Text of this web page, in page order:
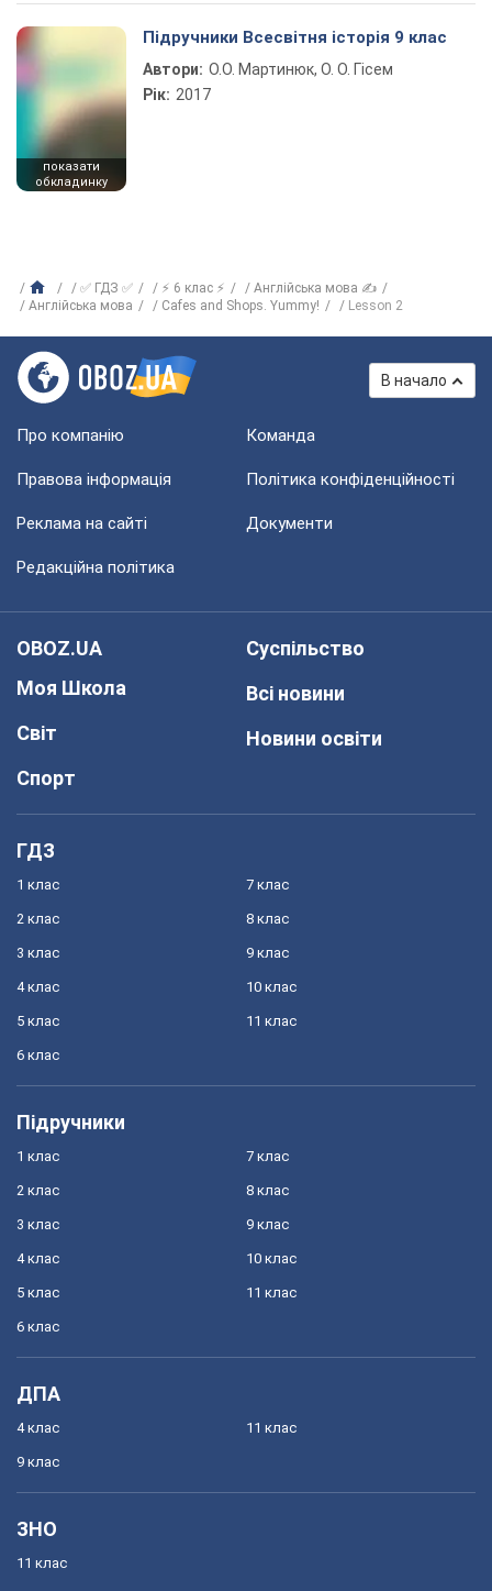
показати
обкладинку
Підручники Всесвітня історія 9 клас
Автори: О.О. Мартинюк, О. О. Гісем
Рік: 2017
✅ ГДЗ ✅ ⚡ 6 клас ⚡
Англійська мова ✍
Англійська мова
Cafes and Shops. Yummy! Lesson 2
В начало
Про компанію Команда
Правова інформація Політика конфіденційності
Реклама на сайті Документи
Редакційна політика
OBOZ.UA
Моя Школа
Світ
Спорт
Суспільство
Всі новини
Новини освіти
ГДЗ
1 клас
2 клас
3 клас
4 клас
5 клас
6 клас
7 клас
8 клас
9 клас
10 клас
11 клас
Підручники
1 клас
2 клас
3 клас
4 клас
5 клас
6 клас
7 клас
8 клас
9 клас
10 клас
11 клас
ДПА
4 клас
9 клас
11 клас
ЗНО
11 клас